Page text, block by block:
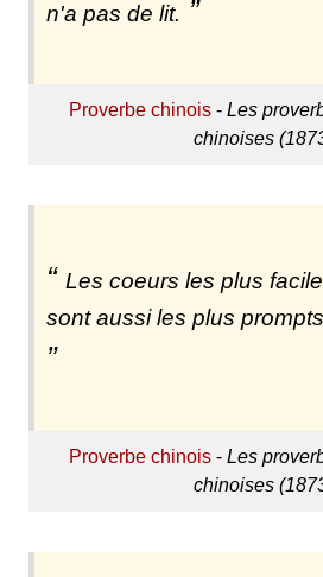
n'a pas de lit.
Proverbe chinois -Les
chinoises
Les coeurs les plus
sont aussi les plus
Proverbe chinois -Les
chinoises